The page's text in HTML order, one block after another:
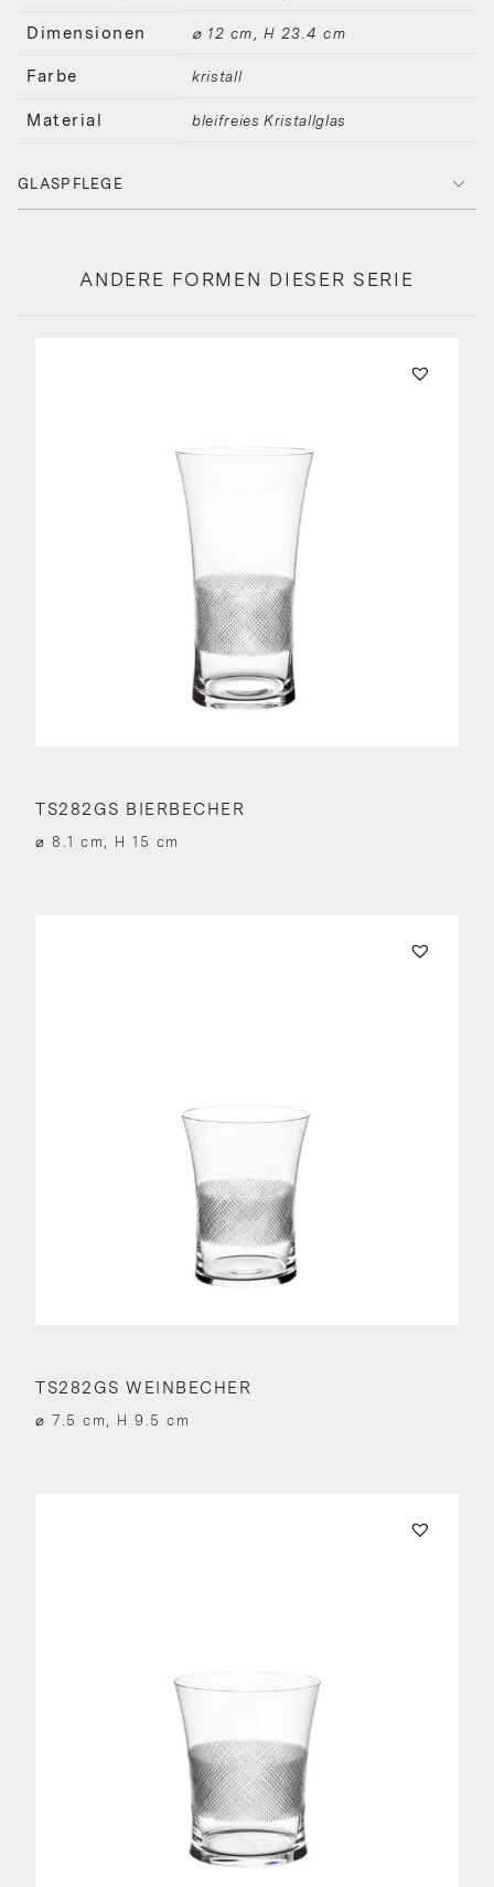
Dimensionen ⌀ 12 cm, H 23.4 cm
Farbe kristall
Material bleifreies Kristallglas
GLASPFLEGE
ANDERE FORMEN DIESER SERIE
TS282GS BIERBECHER
⌀ 8.1 cm, H 15 cm
TS282GS WEINBECHER
⌀ 7.5 cm, H 9.5 cm